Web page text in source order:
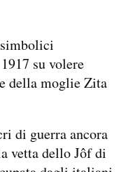
su volere
della moglie Zita
di guerra ancora
vetta dello Jôf di